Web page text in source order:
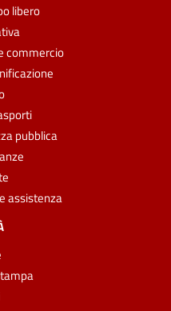
libero
commercio
pubblica
assistenza